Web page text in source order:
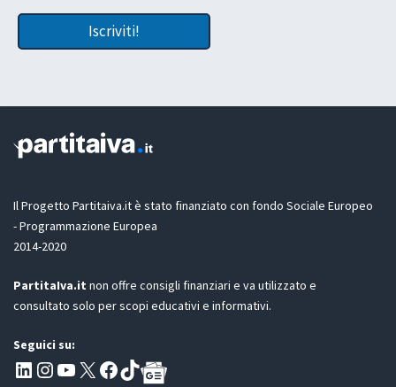
y
u
t
a
i
l
c
t
n
D
P
R
*
Iscriviti!
Il Progetto Partitaiva.it è stato finanziato con fondo Sociale Europeo
- Programmazione Europea
2014-2020
PartitaIva.it non offre consigli finanziari e va utilizzato e
consultato solo per scopi educativi e informativi.
Seguici su:
Pagina LinkedIn PartitaIva
Instagram
Canale YouTube Evoluzione - Partitaiva.it
X Segui PartitaIva su Facebook
TikTok